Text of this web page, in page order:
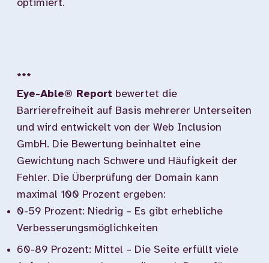
optimiert.
***
Eye-Able® Report bewertet die
Barrierefreiheit auf Basis mehrerer Unterseiten
und wird entwickelt von der Web Inclusion
GmbH. Die Bewertung beinhaltet eine
Gewichtung nach Schwere und Häufigkeit der
Fehler. Die Überprüfung der Domain kann
maximal 100 Prozent ergeben:
0-59 Prozent: Niedrig – Es gibt erhebliche
Verbesserungsmöglichkeiten
60-89 Prozent: Mittel – Die Seite erfüllt viele